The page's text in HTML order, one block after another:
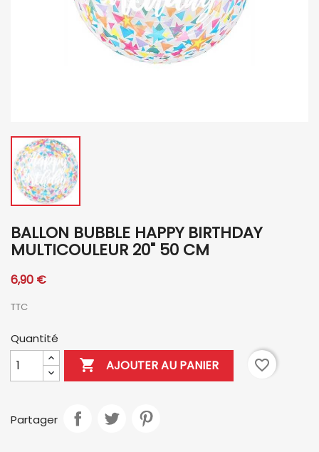
BALLON BUBBLE HAPPY BIRTHDAY
MULTICOULEUR 20" 50 CM
6,90 €
TTC
Quantité
 AJOUTER AU PANIER favorite_border
Partager